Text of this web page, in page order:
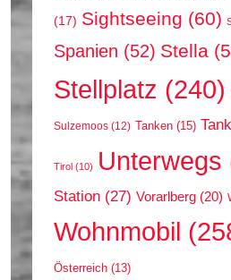
(17) Sightseeing (60)
Spanien (52) Stella
Stellplatz (240)
Sulzemoos (12) Tanken (15)
Tirol (10) Unterwegs
Station (27) Vorarlberg (20)
Wohnmobil
Österreich (13)